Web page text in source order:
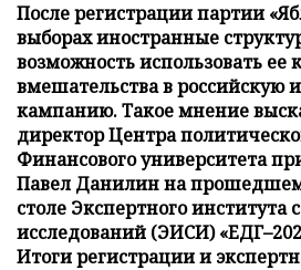
После регистрации партии
выборах иностранные
возможность использовать ее
вмешательства в российскую
кампанию. Такое мнение
директор Центра
Финансового университета
Павел Данилин на
столе Экспертного института
исследований (ЭИСИ)
Итоги регистрации и